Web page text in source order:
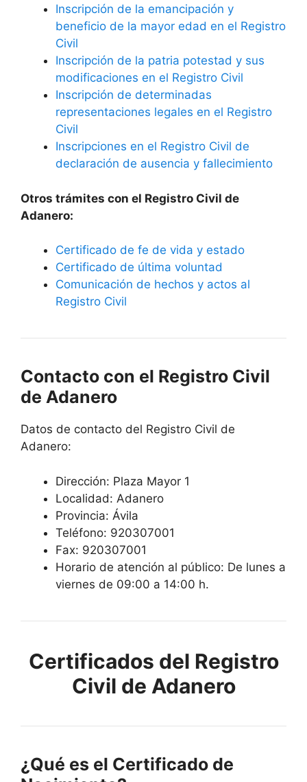
Inscripción de la emancipación y
beneficio de la mayor edad en el Registro
Civil
Inscripción de la patria potestad y sus
modificaciones en el Registro Civil
Inscripción de determinadas
representaciones legales en el Registro
Civil
Inscripciones en el Registro Civil de
declaración de ausencia y fallecimiento
Otros trámites con el Registro Civil de
Adanero:
Certificado de fe de vida y estado
Certificado de última voluntad
Comunicación de hechos y actos al
Registro Civil
Contacto con el Registro Civil
de Adanero
Datos de contacto del Registro Civil de
Adanero:
Dirección: Plaza Mayor 1
Localidad: Adanero
Provincia: Ávila
Teléfono: 920307001
Fax: 920307001
Horario de atención al público: De lunes a
viernes de 09:00 a 14:00 h.
Certificados del Registro
Civil de Adanero
¿Qué es el Certificado de